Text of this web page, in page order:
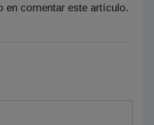
en comentar este artículo.